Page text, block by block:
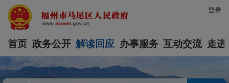
登录
首页 政务公开 解读回应 办事服务 互动交流 走进